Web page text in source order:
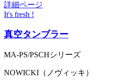
詳細ページ
It's fresh !
真空タンブラー
MA-PS/PSCHシリーズ
NOWICKI（ノヴィッキ）